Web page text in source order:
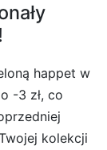
happet w
-3 zł, co
kolekcji